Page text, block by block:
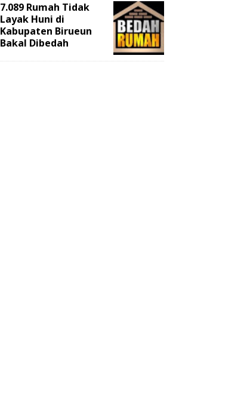
7.089 Rumah Tidak
Layak Huni di
Kabupaten Birueun
Bakal Dibedah